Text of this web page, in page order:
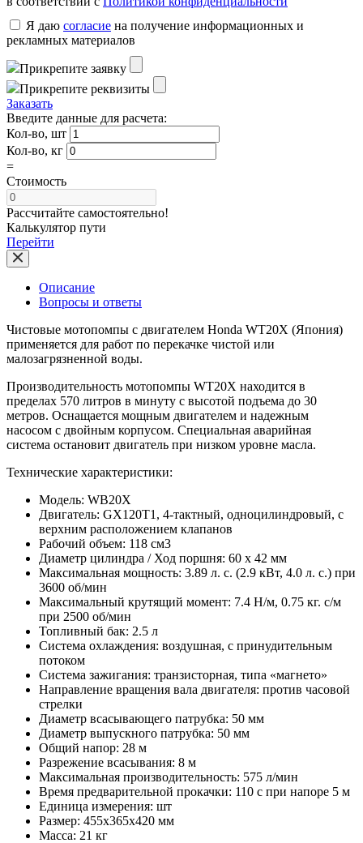
Я даю согласие на получение информационных и
рекламных материалов
Прикрепите заявку
Прикрепите реквизиты
Заказать
Введите данные для расчета:
Кол-во, шт
Кол-во, кг
=
Стоимость
Рассчитайте самостоятельно!
Калькулятор пути
Перейти
Описание
Вопросы и ответы
Чистовые мотопомпы с двигателем Honda WT20X (Япония)
применяется для работ по перекачке чистой или
малозагрязненной воды.
Производительность мотопомпы WT20X находится в
пределах 570 литров в минуту с высотой подъема до 30
метров. Оснащается мощным двигателем и надежным
насосом с двойным корпусом. Специальная аварийная
система остановит двигатель при низком уровне масла.
Технические характеристики:
Модель: WB20X
Двигатель: GX120T1, 4-тактный, одноцилиндровый, с
верхним расположением клапанов
Рабочий объем: 118 см3
Диаметр цилиндра / Ход поршня: 60 х 42 мм
Максимальная мощность: 3.89 л. с. (2.9 кВт, 4.0 л. с.) при
3600 об/мин
Максимальный крутящий момент: 7.4 Н/м, 0.75 кг. с/м
при 2500 об/мин
Топливный бак: 2.5 л
Система охлаждения: воздушная, с принудительным
потоком
Система зажигания: транзисторная, типа «магнето»
Направление вращения вала двигателя: против часовой
стрелки
Диаметр всасывающего патрубка: 50 мм
Диаметр выпускного патрубка: 50 мм
Общий напор: 28 м
Разрежение всасывания: 8 м
Максимальная производительность: 575 л/мин
Время предварительной прокачки: 110 с при напоре 5 м
Единица измерения: шт
Размер: 455х365х420 мм
Масса: 21 кг